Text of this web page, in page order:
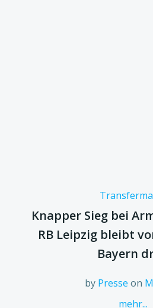
Knapper Sieg bei
RB Leipzig bleibt
Bayern
by Presse on
mehr...